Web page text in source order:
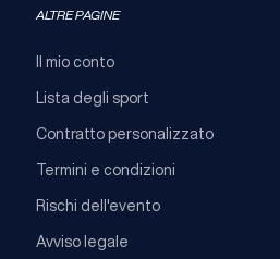
ALTRE PAGINE
Il mio conto
Lista degli sport
Contratto personalizzato
Termini e condizioni
Rischi dell'evento
Avviso legale